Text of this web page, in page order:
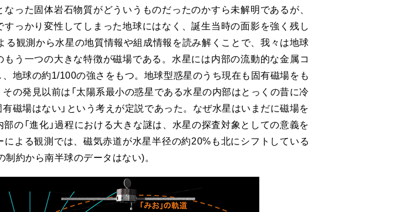
った固体岩石物質がどういうものだったのかすら未解明であるが、
っかり変性してしまった地球にはなく、誕生当時の面影を強く残し
る観測から水星の地質情報や組成情報を読み解くことで、我々は地球
う一つの大きな特徴が磁場である。水星には内部の流動的な金属コ
地球の約1/100の強さをもつ。地球型惑星のうち現在も固有磁場をも
の発見以前は「太陽系最小の惑星である水星の内部はとっくの昔に冷
磁場はない」という考えが定説であった。なぜ水星はいまだに磁場を
の「進化」過程における大きな謎は、水星の探査対象としての意義を
よる観測では、磁気赤道が水星半径の約20%も北にシフトしている
約から南半球のデータはない)。